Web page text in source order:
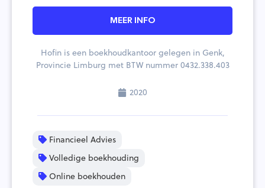
MEER INFO
Hofin is een boekhoudkantoor gelegen in Genk,
Provincie Limburg met BTW nummer 0432.338.403
2020
Financieel Advies
Volledige boekhouding
Online boekhouden